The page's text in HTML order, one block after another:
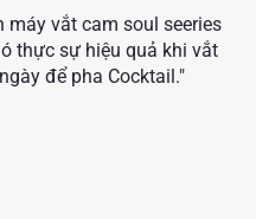
máy vắt cam soul seeries
thực sự hiệu quả khi vắt
để pha Cocktail."